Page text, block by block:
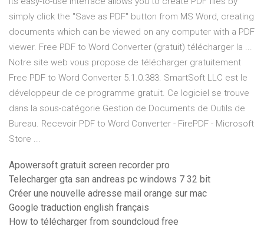
simply click the "Save as PDF" button from MS Word, creating
documents which can be viewed on any computer with a PDF
viewer. Free PDF to Word Converter (gratuit) télécharger la ...
Notre site web vous propose de télécharger gratuitement
Free PDF to Word Converter 5.1.0.383. SmartSoft LLC est le
développeur de ce programme gratuit. Ce logiciel se trouve
dans la sous-catégorie Gestion de Documents de Outils de
Bureau. Recevoir PDF to Word Converter - FirePDF - Microsoft
Store ...
Apowersoft gratuit screen recorder pro
Telecharger gta san andreas pc windows 7 32 bit
Créer une nouvelle adresse mail orange sur mac
Google traduction english français
How to télécharger from soundcloud free